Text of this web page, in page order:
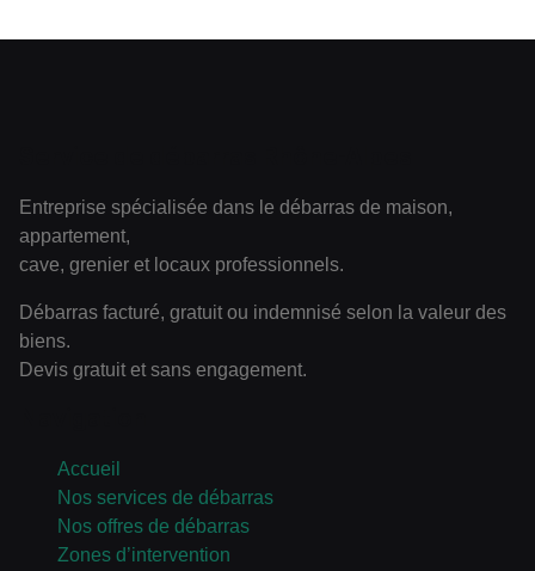
Entreprise spécialisée dans le débarras de maison,
appartement,
cave, grenier et locaux professionnels.
Débarras facturé, gratuit ou indemnisé selon la valeur des
biens.
Devis gratuit et sans engagement.
Accueil
Nos services de débarras
Nos offres de débarras
Zones d’intervention